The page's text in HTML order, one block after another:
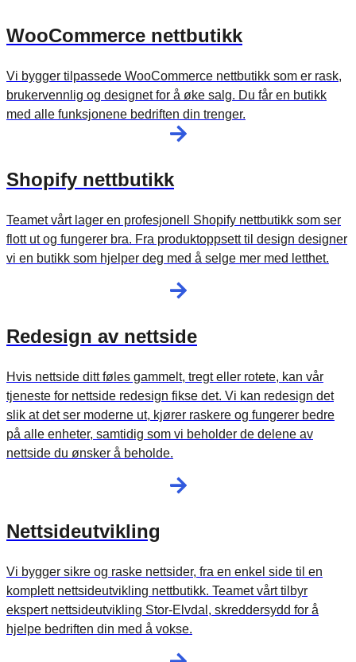
WooCommerce nettbutikk
Vi bygger tilpassede WooCommerce nettbutikk som er rask,
brukervennlig og designet for å øke salg. Du får en butikk
med alle funksjonene bedriften din trenger.
Shopify nettbutikk
Teamet vårt lager en profesjonell Shopify nettbutikk som ser
flott ut og fungerer bra. Fra produktoppsett til design designer
vi en butikk som hjelper deg med å selge mer med letthet.
Redesign av nettside
Hvis nettside ditt føles gammelt, tregt eller rotete, kan vår
tjeneste for nettside redesign fikse det. Vi kan redesign det
slik at det ser moderne ut, kjører raskere og fungerer bedre
på alle enheter, samtidig som vi beholder de delene av
nettside du ønsker å beholde.
Nettsideutvikling
Vi bygger sikre og raske nettsider, fra en enkel side til en
komplett nettsideutvikling nettbutikk. Teamet vårt tilbyr
ekspert nettsideutvikling Stor-Elvdal, skreddersydd for å
hjelpe bedriften din med å vokse.